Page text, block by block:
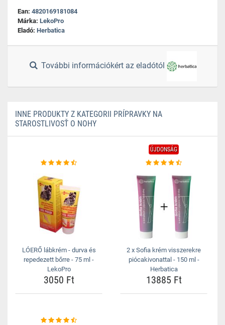
Ean: 4820169181084
Márka: LekoPro
Eladó: Herbatica
További információkért az eladótól
INNE PRODUKTY Z KATEGORII PRÍPRAVKY NA
STAROSTLIVOSŤ O NOHY
LÓERŐ lábkrém - durva és
repedezett bőrre - 75 ml -
LekoPro
3050 Ft
ÚJDONSÁG
2 x Sofia krém visszerekre
piócakivonattal - 150 ml -
Herbatica
13885 Ft